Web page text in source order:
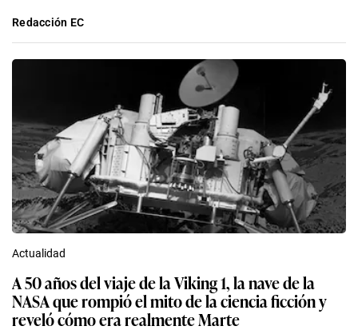
Redacción EC
Actualidad
A 50 años del viaje de la Viking 1, la nave de la
NASA que rompió el mito de la ciencia ficción y
reveló cómo era realmente Marte